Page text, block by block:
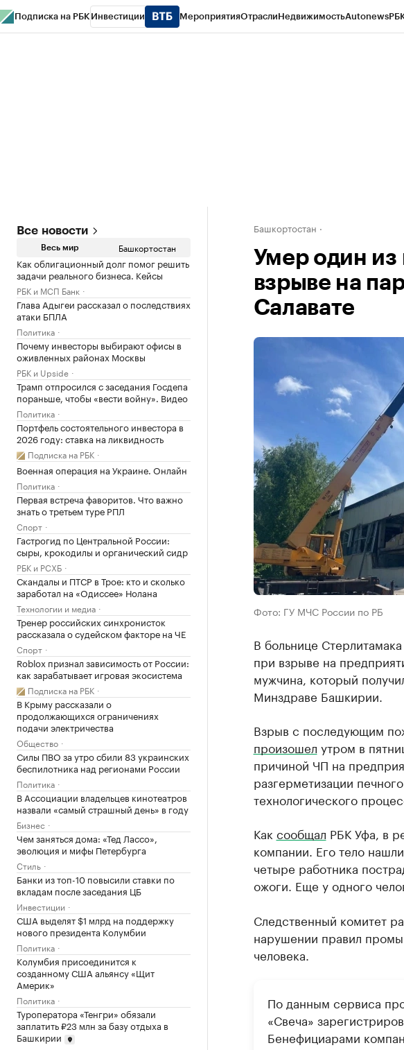
Подписка на РБК Инвестиции МероприятияОтраслиНедвижимостьAutonews
Все новости
Весь мир Башкортостан
Как облигационный долг помог решить
задачи реального бизнеса. Кейсы
РБК и МСП Банк
Глава Адыгеи рассказал о последствиях
атаки БПЛА
Политика
Почему инвесторы выбирают офисы в
оживленных районах Москвы
РБК и Upside
Трамп отпросился с заседания Госдепа
пораньше, чтобы «вести войну». Видео
Политика
Портфель состоятельного инвестора в
2026 году: ставка на ликвидность
Подписка на РБК
Военная операция на Украине. Онлайн
Политика
Первая встреча фаворитов. Что важно
знать о третьем туре РПЛ
Спорт
Гастрогид по Центральной России:
сыры, крокодилы и органический сидр
РБК и РСХБ
Скандалы и ПТСР в Трое: кто и сколько
заработал на «Одиссее» Нолана
Технологии и медиа
Тренер российских синхронисток
рассказала о судейском факторе на ЧЕ
Спорт
Roblox признал зависимость от России:
как зарабатывает игровая экосистема
Подписка на РБК
В Крыму рассказали о
продолжающихся ограничениях
подачи электричества
Общество
Силы ПВО за утро сбили 83 украинских
беспилотника над регионами России
Политика
В Ассоциации владельцев кинотеатров
назвали «самый страшный день» в году
Бизнес
Чем заняться дома: «Тед Лассо»,
эволюция и мифы Петербурга
Стиль
Банки из топ-10 повысили ставки по
вкладам после заседания ЦБ
Инвестиции
США выделят $1 млрд на поддержку
нового президента Колумбии
Политика
Колумбия присоединится к
созданному США альянсу «Щит
Америк»
Политика
Туроператора «Тенгри» обязали
заплатить ₽23 млн за базу отдыха в
Башкирии
Башкортостан
Умер один из
взрыве на
Салавате
Фото: ГУ МЧС России по РБ
В больнице
при взрыве на
мужчина, который
Минздраве Башкирии.
Взрыв с последующим
произошел утром в
причиной ЧП на
разгерметизации
технологического
Как сообщал РБК Уфа, в
компании. Его тело
четыре работника
ожоги. Еще у одного
Следственный комитет
нарушении правил
человека.
По данным сервиса
«Свеча»
Бенефициарами